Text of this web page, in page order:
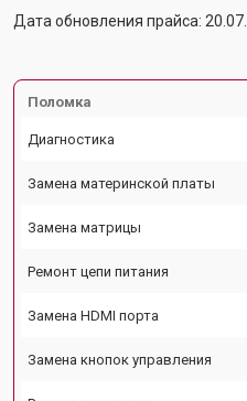
Дата обновления прайса:
Поломка
Диагностика
Замена материнской платы
Замена матрицы
Ремонт цепи питания
Замена HDMI порта
Замена кнопок управления